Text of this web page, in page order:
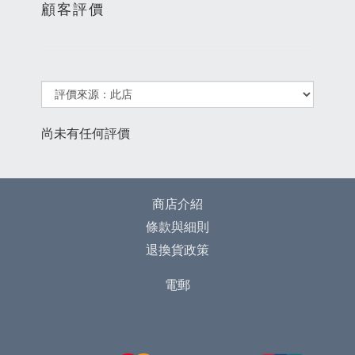
顧客評價
尚未有任何評價
商店介紹
條款與細則
退換貨政策
電郵